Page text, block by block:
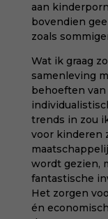
aan
bovendien
zoals
Wat ik graag
samenleving
behoeften
trends in zou
voor kinderen
wordt gezien,
fantastische
Het zorgen
én